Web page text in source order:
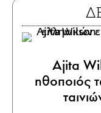
Ajita
ηθοποιός